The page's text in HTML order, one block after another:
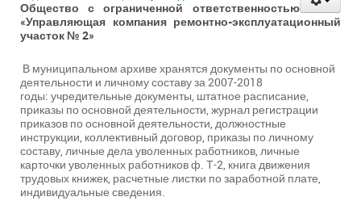
Общество с ограниченной ответственностью
«Управляющая компания ремонтно-эксплуатационный
участок № 2»
В муниципальном архиве хранятся документы по основной
деятельности и личному составу за 2007-2018
годы: учредительные документы, штатное расписание,
приказы по основной деятельности, журнал регистрации
приказов по основной деятельности, должностные
инструкции, коллективный договор, приказы по личному
составу, личные дела уволенных работников, личные
карточки уволенных работников ф. Т-2, книга движения
трудовых книжек, расчетные листки по заработной плате,
индивидуальные сведения.